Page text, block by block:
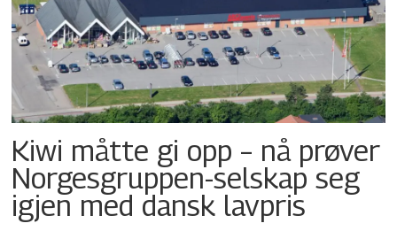
Kiwi måtte gi opp – nå prøver
Norgesgruppen-selskap seg
igjen med dansk lavpris